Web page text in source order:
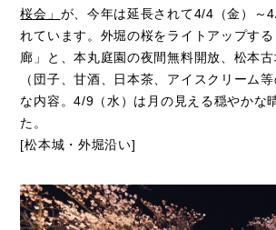
桜会」 が、今年は延長されて4/4（金）～
れています。外堀の桜をライトアップす
廊」と、本丸庭園の夜間無料開放、松本
（団子、甘酒、日本茶、アイスクリーム
な内容。4/9（水）は月の見える穏やかな
た。
[松本城・外堀沿い]